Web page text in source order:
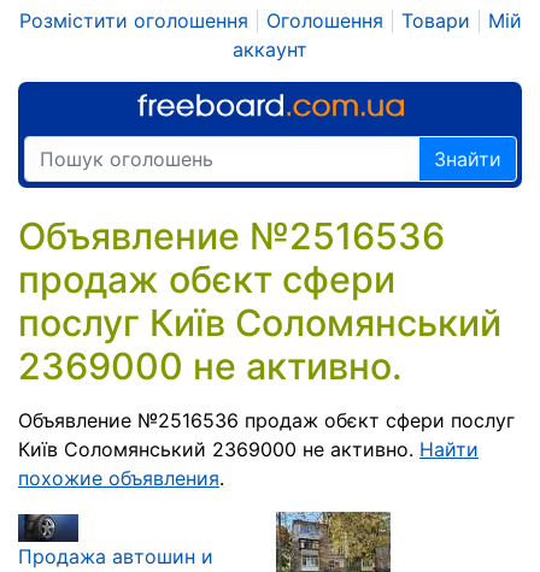
Розмістити оголошення Оголошення Товари
Мій
аккаунт
Знайти
Объявление №2516536
продаж обєкт сфери
послуг Київ Соломянський
2369000 не активно.
Объявление №2516536 продаж обєкт сфери послуг
Київ Соломянський 2369000 не активно. Найти
похожие объявления.
Продажа автошин и